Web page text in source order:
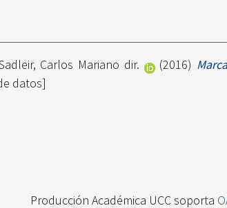
Carlos Mariano dir. (2016)
datos]
Producción Académica UCC soporta